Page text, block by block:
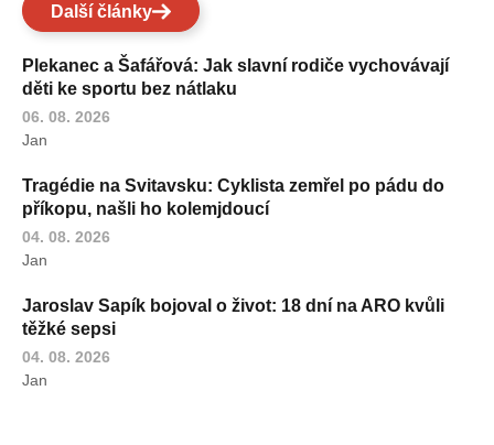
Další články
Plekanec a Šafářová: Jak slavní rodiče vychovávají
děti ke sportu bez nátlaku
06. 08. 2026
Jan
Tragédie na Svitavsku: Cyklista zemřel po pádu do
příkopu, našli ho kolemjdoucí
04. 08. 2026
Jan
Jaroslav Sapík bojoval o život: 18 dní na ARO kvůli
těžké sepsi
04. 08. 2026
Jan